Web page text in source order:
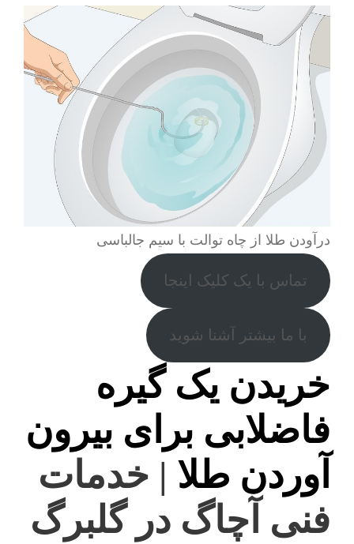
درآودن طلا از چاه توالت با سیم جالباسی
تماس با یک کلیک اینجا
با ما بیشتر آشنا شوید
خریدن یک گیره
فاضلابی برای بیرون
آوردن طلا | خدمات
فنی آچاگ در گلبرگ